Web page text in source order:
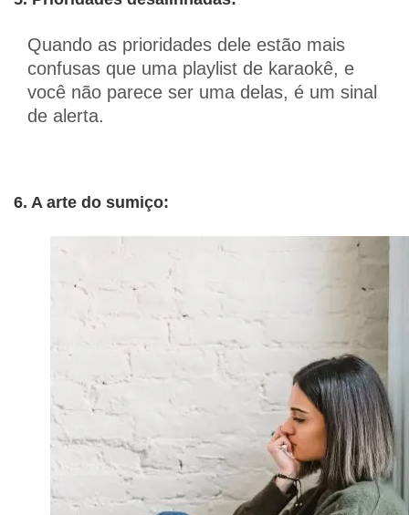
Quando as prioridades dele estão mais
confusas que uma playlist de karaokê, e
você não parece ser uma delas, é um sinal
de alerta.
6. A arte do sumiço: